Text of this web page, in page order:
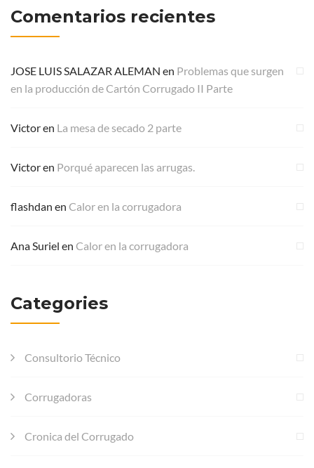
Comentarios recientes
JOSE LUIS SALAZAR ALEMAN en Problemas que surgen
en la producción de Cartón Corrugado II Parte
Victoren La mesa de secado 2 parte
Victoren Porqué aparecen las arrugas.
flashdan en Calor en la corrugadora
Ana Suriel en Calor en la corrugadora
Categories
Consultorio Técnico
Corrugadoras
Cronica del Corrugado